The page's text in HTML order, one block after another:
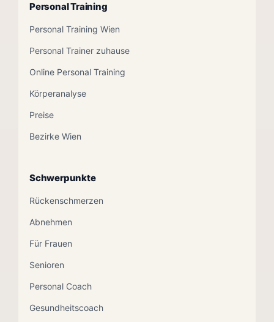
Personal Training
Personal Training Wien
Personal Trainer zuhause
Online Personal Training
Körperanalyse
Preise
Bezirke Wien
Schwerpunkte
Rückenschmerzen
Abnehmen
Für Frauen
Senioren
Personal Coach
Gesundheitscoach